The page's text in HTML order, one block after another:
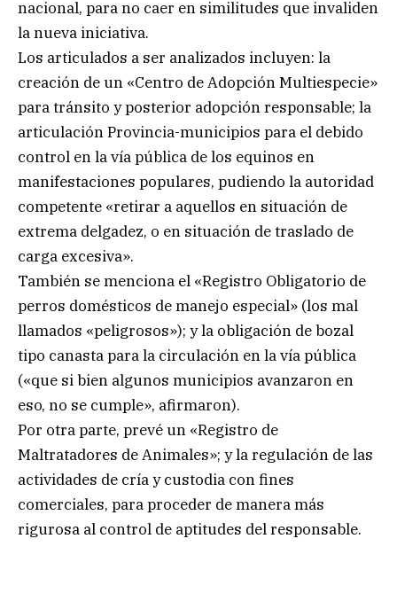
nacional, para no caer en similitudes que invaliden
la nueva iniciativa.
Los articulados a ser analizados incluyen: la
creación de un «Centro de Adopción Multiespecie»
para tránsito y posterior adopción responsable; la
articulación Provincia-municipios para el debido
control en la vía pública de los equinos en
manifestaciones populares, pudiendo la autoridad
competente «retirar a aquellos en situación de
extrema delgadez, o en situación de traslado de
carga excesiva».
También se menciona el «Registro Obligatorio de
perros domésticos de manejo especial» (los mal
llamados «peligrosos»); y la obligación de bozal
tipo canasta para la circulación en la vía pública
(«que si bien algunos municipios avanzaron en
eso, no se cumple», afirmaron).
Por otra parte, prevé un «Registro de
Maltratadores de Animales»; y la regulación de las
actividades de cría y custodia con fines
comerciales, para proceder de manera más
rigurosa al control de aptitudes del responsable.